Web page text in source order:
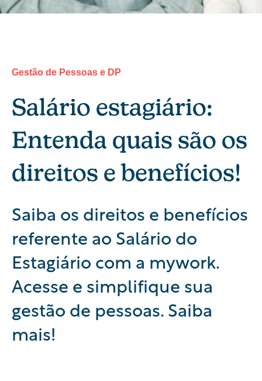
Gestão de Pessoas e DP
Salário estagiário:
Entenda quais são os
direitos e benefícios!
Saiba os direitos e benefícios
referente ao Salário do
Estagiário com a mywork.
Acesse e simplifique sua
gestão de pessoas. Saiba
mais!